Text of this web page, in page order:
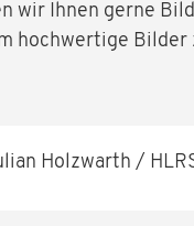
wir Ihnen gerne
hochwertige Bilder
Holzwarth /